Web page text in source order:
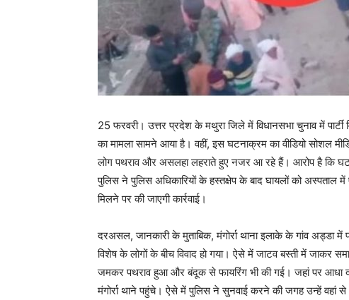
25 फरवरी। उत्तर प्रदेश के मथुरा जिले में विधानसभा चुनाव में
का मामला सामने आया है। वहीं, इस घटनाक्रम का वीडियो सोशल
लोग पथराव और असलहा लहराते हुए नजर आ रहे हैं। आरोप है कि
पुलिस ने पुलिस अधिकारियों के हस्तक्षेप के बाद घायलों को अस्पताल
मिलने पर की जाएगी कार्रवाई।
दरअसल, जानकारी के मुताबिक, मंगोर्रा थाना इलाके के गांव
विशेष के लोगों के बीच विवाद हो गया। ऐसे में जाटव बस्ती में जाकर
जमकर पथराव हुआ और बंदूक से फायरिंग भी की गई। जहां पर आधा
मंगोर्रा थाने पहुंचे। ऐसे में पुलिस ने सुनवाई करने की जगह उन्हें वहां से